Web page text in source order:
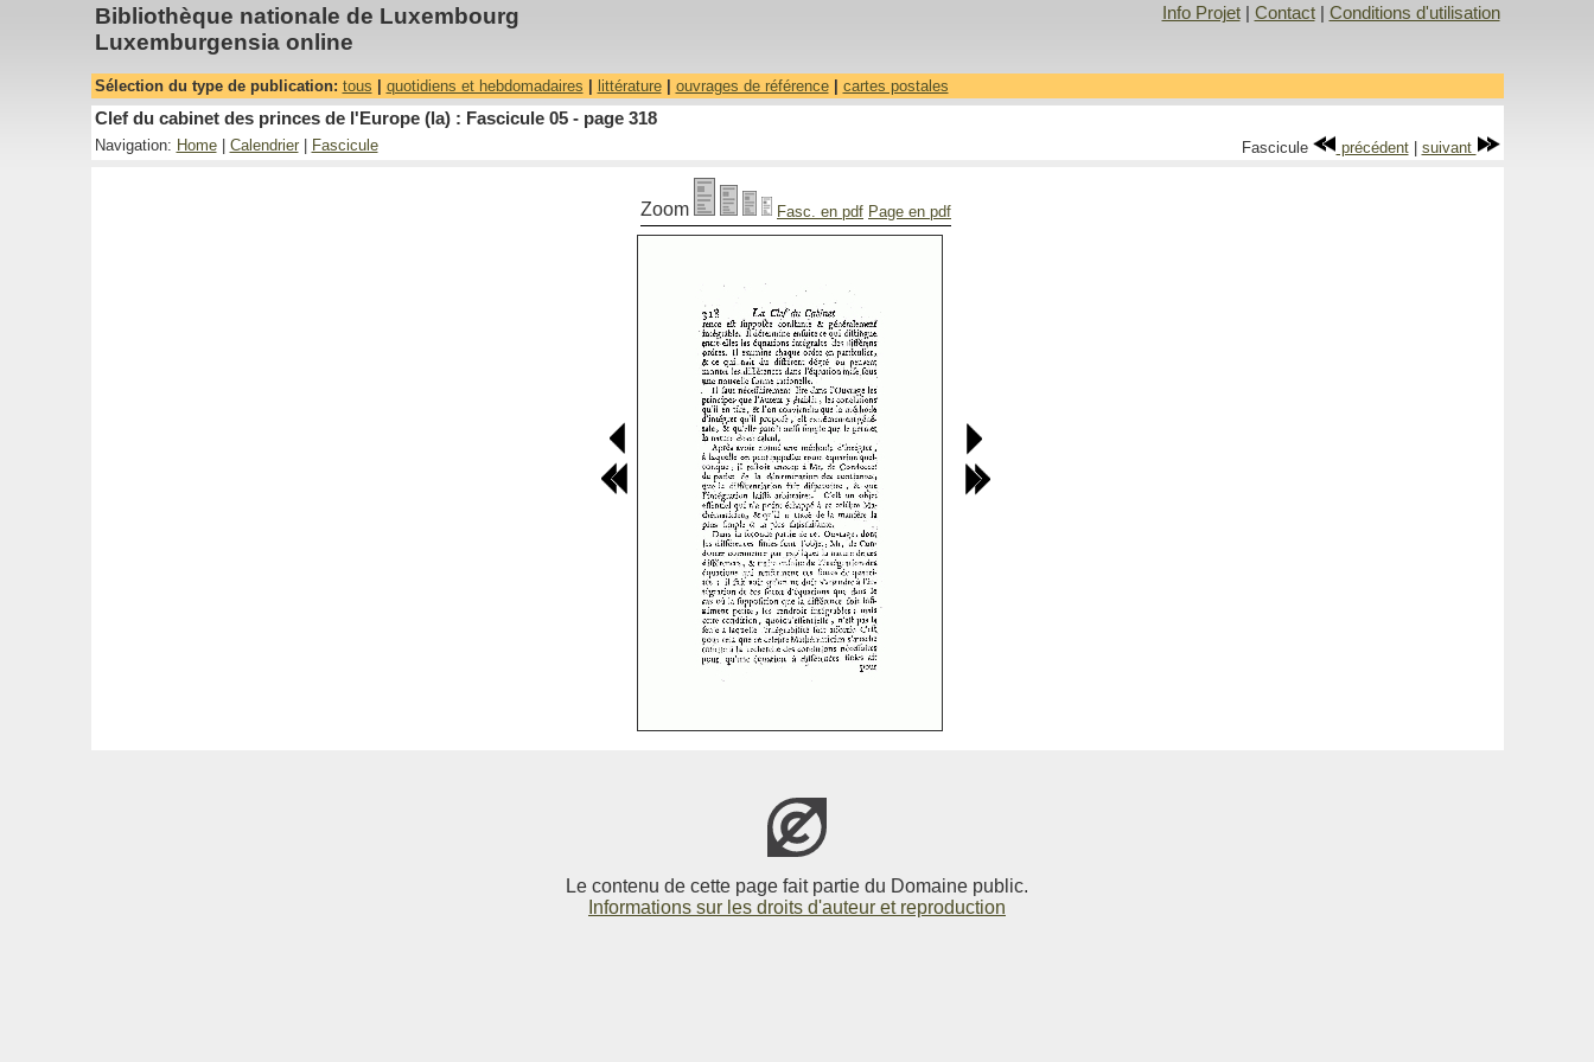
Bibliothèque nationale de Luxembourg
Luxemburgensia online
Info Projet| Contact| Conditions d'utilisation
Sélection du type de publication: tous quotidiens et hebdomadaires littérature| ouvrages de référence| cartes postales
Clef du cabinet des princes de l'Europe (la) : Fascicule 05 - page 318
Navigation: Home| Calendrier| Fascicule Fascicule précédent| suivant
Zoom Fasc. en pdf Page en pdf
Le contenu de cette page fait partie du Domaine public.
Informations sur les droits d'auteur et reproduction